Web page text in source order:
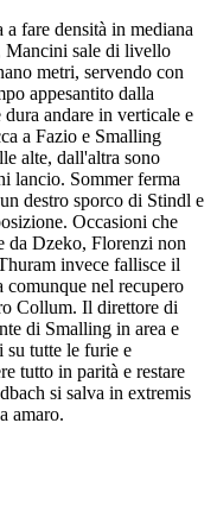
fare densità in mediana
Mancini sale di livello
metri, servendo con
appesantito dalla
andare in verticale e
a Fazio e Smalling
alte, dall'altra sono
lancio. Sommer ferma
destro sporco di Stindl e
Occasioni che
da Dzeko, Florenzi non
invece fallisce il
comunque nel recupero
Collum. Il direttore di
di Smalling in area e
su tutte le furie e
tutto in parità e restare
si salva in extremis
amaro.